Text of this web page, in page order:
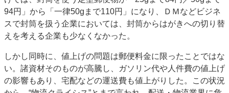
発刊案内
JFPI印刷用語集 印刷機材年鑑
運営
会社案内
購読・購入申し込み
お問い合わせ
94円」から「一律50gまで110円」になり、ＤＭなどビジネ
スで封筒を扱う企業においては、封筒からはがきへの切り替
えを考える企業も少なくなかった。
しかし同時に、値上げの問題は郵便料金に限ったことではな
い。諸資材そのものが高騰し、ガソリン代や人件費の値上げ
の影響もあり、宅配などの運送費も値上がりした。この状況